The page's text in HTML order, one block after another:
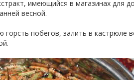
имеющийся в магазинах для
весной.
побегов, залить в кастрюле